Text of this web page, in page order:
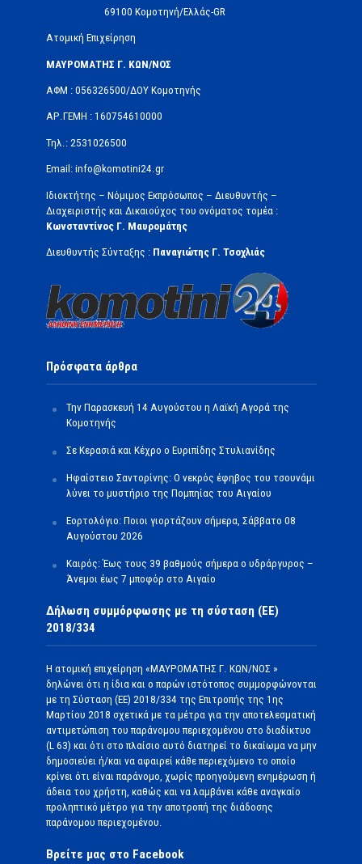
69100 Κομοτηνή/Ελλάς-GR
Ατομική Επιχείρηση
ΜΑΥΡΟΜΑΤΗΣ Γ. ΚΩΝ/ΝΟΣ
ΑΦΜ : 056326500/ΔOΥ Κομοτηνής
ΑΡ.ΓΕΜΗ : 160754610000
Τηλ.: 2531026500
Email: info@komotini24.gr
Ιδιοκτήτης – Νόμιμος Εκπρόσωπος – Διευθυντής –
Διαχειριστής και Δικαιούχος του ονόματος τομέα :
Κωνσταντίνος Γ. Μαυρομάτης
Διευθυντής Σύνταξης : Παναγιώτης Γ. Τσοχλιάς
Πρόσφατα άρθρα
Την Παρασκευή 14 Αυγούστου η Λαϊκή Αγορά της
Κομοτηνής
Σε Κερασιά και Κέχρο ο Ευριπίδης Στυλιανίδης
Ηφαίστειο Σαντορίνης: Ο νεκρός έφηβος του τσουνάμι
λύνει το μυστήριο της Πομπηίας του Αιγαίου
Εορτολόγιο: Ποιοι γιορτάζουν σήμερα, Σάββατο 08
Αυγούστου 2026
Καιρός: Έως τους 39 βαθμούς σήμερα ο υδράργυρος –
Άνεμοι έως 7 μποφόρ στο Αιγαίο
Δήλωση συμμόρφωσης με τη σύσταση (ΕΕ)
2018/334
Η ατομική επιχείρηση «ΜΑΥΡΟΜΑΤΗΣ Γ. ΚΩΝ/ΝΟΣ »
δηλώνει ότι η ίδια και ο παρών ιστότοπος συμμορφώνονται
με τη Σύσταση (ΕΕ) 2018/334 της Επιτροπής της 1ης
Μαρτίου 2018 σχετικά με τα μέτρα για την αποτελεσματική
αντιμετώπιση του παράνομου περιεχομένου στο διαδίκτυο
(L 63) και ότι στο πλαίσιο αυτό διατηρεί το δικαίωμα να μην
δημοσιεύει ή/και να αφαιρεί κάθε περιεχόμενο το οποίο
κρίνει ότι είναι παράνομο, χωρίς προηγούμενη ενημέρωση ή
άδεια του χρήστη, καθώς και να λαμβάνει κάθε αναγκαίο
προληπτικό μέτρο για την αποτροπή της διάδοσης
παράνομου περιεχομένου.
Βρείτε μας στο Facebook